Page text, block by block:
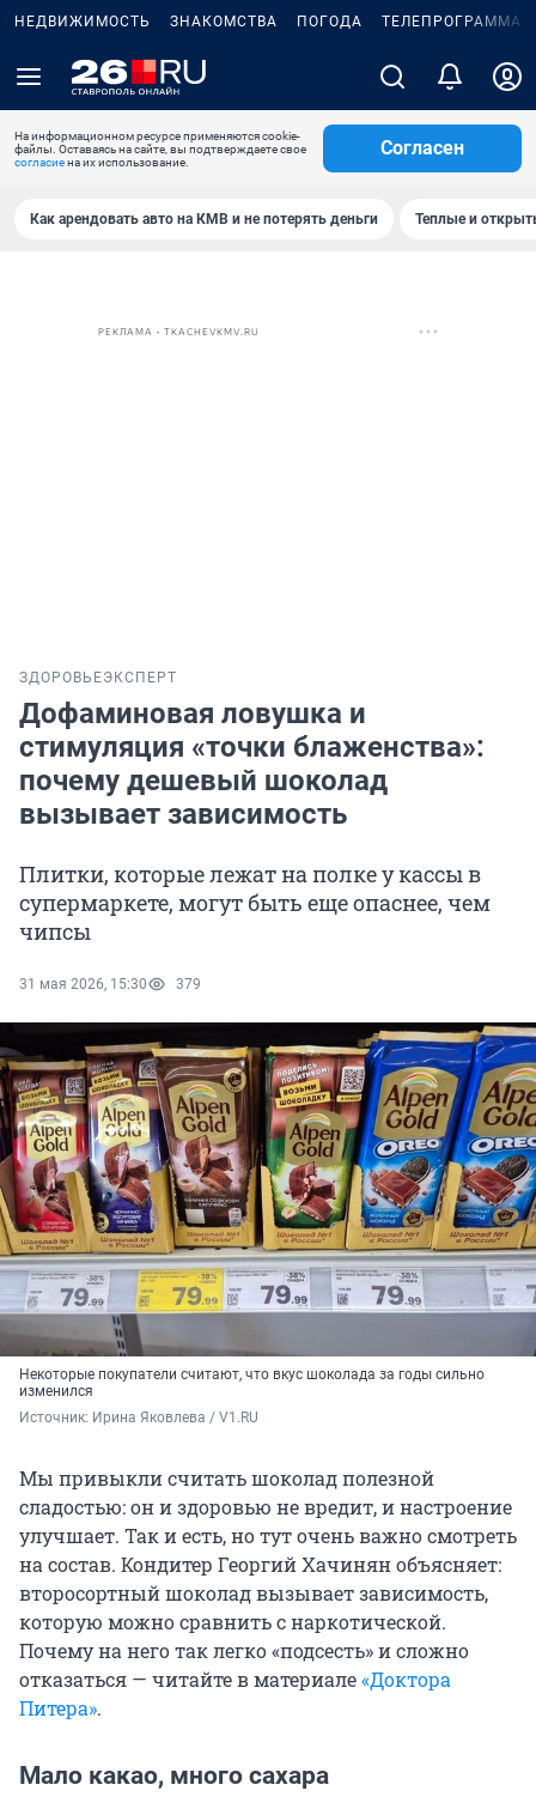
НЕДВИЖИМОСТЬ ЗНАКОМСТВА ПОГОДА ТЕЛЕПРОГРАММА
На информационном ресурсе применяются cookie-
файлы. Оставаясь на сайте, вы подтверждаете свое
согласиена их использование.
Согласен
Как арендовать авто на КМВ и не потерять деньги Теплые и
РЕКЛАМА • TKACHEVKMV.RU
ЗДОРОВЬЕЭКСПЕРТ
Дофаминовая ловушка и
стимуляция «точки блаженства»:
почему дешевый шоколад
вызывает зависимость
Плитки, которые лежат на полке у кассы в
супермаркете, могут быть еще опаснее, чем
чипсы
31 мая 2026, 15:30 379
Некоторые покупатели считают, что вкус шоколада за годы сильно
изменился
Источник: Ирина Яковлева / V1.RU
Мы привыкли считать шоколад полезной
сладостью: он и здоровью не вредит, и настроение
улучшает. Так и есть, но тут очень важно смотреть
на состав. Кондитер Георгий Хачинян объясняет:
второсортный шоколад вызывает зависимость,
которую можно сравнить с наркотической.
Почему на него так легко «подсесть» и сложно
отказаться — читайте в материале«Доктора
Питера».
Мало какао, много сахара